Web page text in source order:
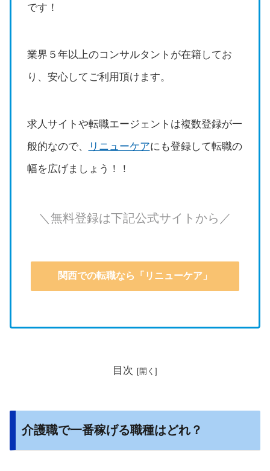
です！
業界５年以上のコンサルタントが在籍してお
り、安心してご利用頂けます。
求人サイトや転職エージェントは複数登録が一
般的なので、
リニューケアにも登録して転職の
幅を広げましょう！！
＼無料登録は下記公式サイトから／
関西での転職なら「リニューケア」
目次
介護職で一番稼げる職種はどれ？